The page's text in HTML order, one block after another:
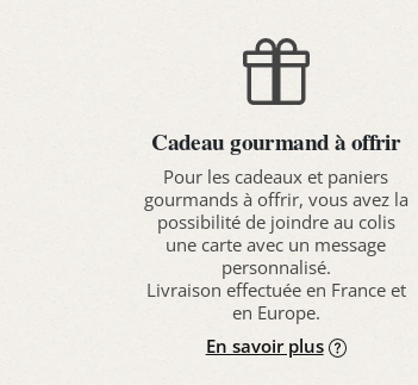
Cadeau gourmand à offrir
Pour les cadeaux et paniers
gourmands à offrir, vous avez la
possibilité de joindre au colis
une carte avec un message
personnalisé.
Livraison effectuée en France et
en Europe.
En savoir plus